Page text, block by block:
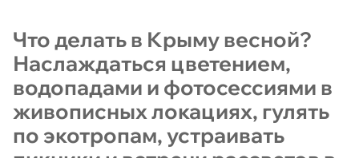
Что делать в Крыму весной?
Наслаждаться цветением,
водопадами и фотосессиями в
живописных локациях, гулять
по экотропам, устраивать